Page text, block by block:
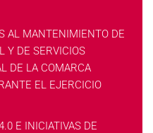
AL MANTENIMIENTO DE
Y DE SERVICIOS
DE LA COMARCA
EL EJERCICIO
E INICIATIVAS DE